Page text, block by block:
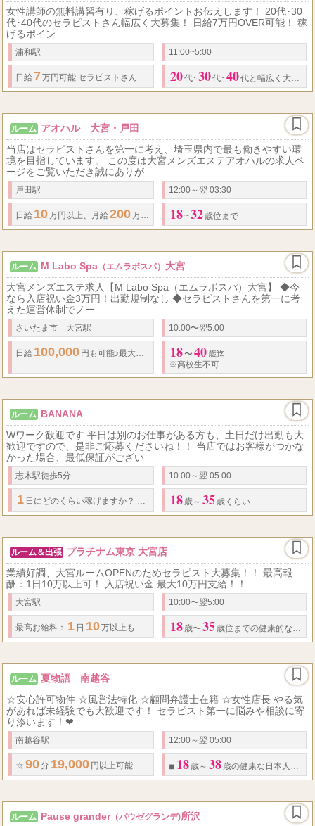
女性講師の無料講習有り、稼げるポイントお伝えします！ 20代･30
代･40代のセラピストさん幅広く大募集！ 日給7万円OVER可能！ 稼
げるポイン
浦和駅 11:00~5:00
日給 7万円可能 セラピストさん平均バック金額 90分 13,000 円 120...
20代･ 30代･ 40代と幅広く大募集！
ルーム アオハル 大宮・戸田
当店はセラピストさんを第一に考え、埼玉県内で最も働きやすい環
境を目指しています。 この度は大宮メンズエステアオハルの求人ペ
ージをご覧いただき誠にありが
戸田駅 12:00～翌 03:30
日給 10万円以上、 月給 200万円以上も可能！ 完全日払い制、歩合 18~32 歳位まで
ルーム M Labo Spa （エムラボスパ） 大宮
大宮メンズエステ求人【M Labo Spa（エムラボスパ）大宮】 ◆今
なら入店祝い金3万円！出勤規制なし ◆セラピストさんを第一に考
えた運営体制でノー
さいたま市 大宮駅 10:00〜翌5:00
日給 100,000 円も可能♪最大 %バック♪ 90 分コース
18 〜 40 歳迄
※高校生不可
ルーム BANANA
Wワーク歓迎です 平日は別のお仕事がある方も、土日だけ出勤も大
歓迎ですので、是非ご応募くださいね！！ 当店ではお客様がつかな
かった場合、最低保証がござい
志木駅徒歩5分 10:00～翌 05:00
1 日にどのくらい稼げますか？ 5 万は大体の方が稼ぎます。 多い方だ
18 歳～ 35 歳くらい
ルーム＆出張 プラチナム東京 大宮店
業績好調、大宮ルームOPENのためセラピスト大募集！！ 最高報
酬：1日10万以上可！ 入店祝い金 最大10万円支給！！
大宮駅 10:00〜翌5:00
最高お給料： 1 日 10万以上も可!! 経験者様：基本料金のバック率55
18 歳〜 35 歳位までの健康的な方（高校生不可）
ルーム 夏物語 南越谷
☆安心許可物件 ☆風営法特化 ☆顧問弁護士在籍 ☆女性店長 やる気
があれば未経験でも大歓迎です！ セラピスト第一に悩みや相談に寄
り添います！❤
南越谷駅 12:00～翌 05:00
☆ 90分 19,000 円以上可能 ◎ ・ 応相談◎完全歩合制◎ 全額日払い
◾ 18 歳～ 38 歳の健康な日本人女性
ルーム Pause grander（パウゼグランデ)所沢